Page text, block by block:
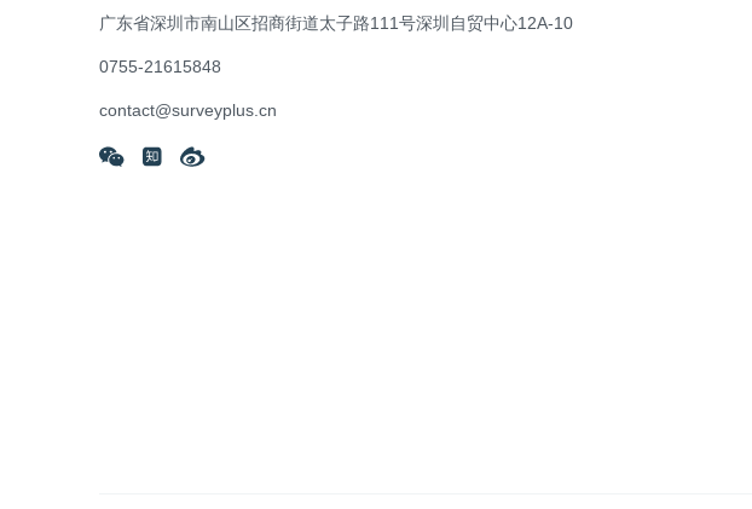
广东省深圳市南山区招商街道太子路111号深圳自贸中心12A-10
0755-21615848
contact@surveyplus.cn